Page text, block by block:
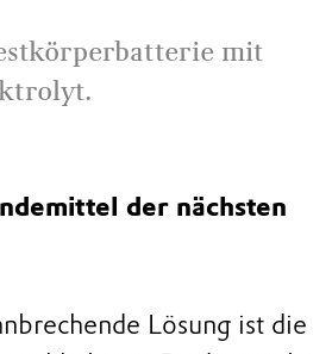
mit
der nächsten
Lösung ist die